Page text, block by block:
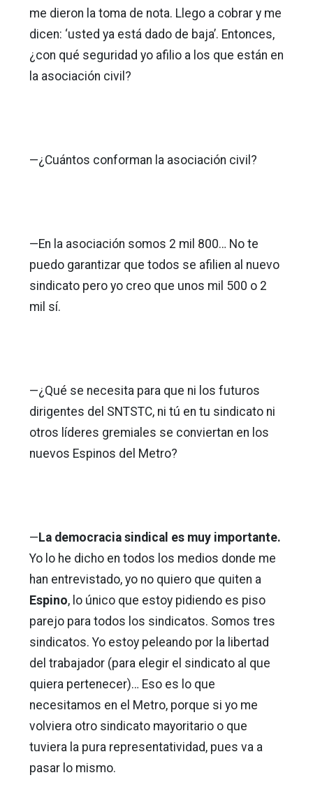
me dieron la toma de nota. Llego a cobrar y me
dicen: ‘usted ya está dado de baja’. Entonces,
¿con qué seguridad yo afilio a los que están en
la asociación civil?
—¿Cuántos conforman la asociación civil?
—En la asociación somos 2 mil 800… No te
puedo garantizar que todos se afilien al nuevo
sindicato pero yo creo que unos mil 500 o 2
mil sí.
—¿Qué se necesita para que ni los futuros
dirigentes del SNTSTC, ni tú en tu sindicato ni
otros líderes gremiales se conviertan en los
nuevos Espinos del Metro?
—La democracia sindical es muy importante.
Yo lo he dicho en todos los medios donde me
han entrevistado, yo no quiero que quiten a
Espino, lo único que estoy pidiendo es piso
parejo para todos los sindicatos. Somos tres
sindicatos. Yo estoy peleando por la libertad
del trabajador (para elegir el sindicato al que
quiera pertenecer)… Eso es lo que
necesitamos en el Metro, porque si yo me
volviera otro sindicato mayoritario o que
tuviera la pura representatividad, pues va a
pasar lo mismo.